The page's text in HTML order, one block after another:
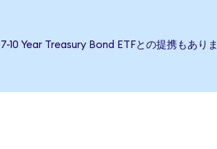
10 Year Treasury Bond ETFとの提携もありま